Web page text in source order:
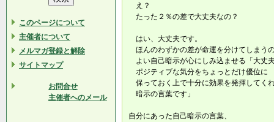
このページについて
主催者について
メルマガ登録と解除
サイトマップ
お問合せ
主催者へのメール
え？
たった２％の差で大丈夫なの？
はい、大丈夫です。
ほんのわずかの差が命運を分けてしまう
よい自己暗示が心にしみ込ませる「大丈
ポジティブな気分をちょっとだけ優位に
保っておく上で十分に効果を発揮してく
暗示の言葉です」
自分にあった自己暗示の言葉、